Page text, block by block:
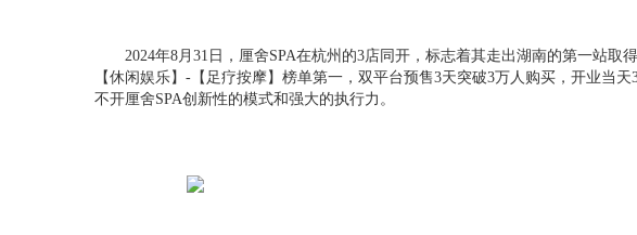
2024年8月31日，厘舍SPA在杭州的3店同开，标志着其走出湖南的第一站取
【休闲娱乐】-【足疗按摩】榜单第一，双平台预售3天突破3万人购买，开业当
不开厘舍SPA创新性的模式和强大的执行力。